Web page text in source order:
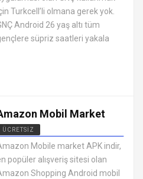
Turkcell’li olmana gerek yok.
Android 26 yaş altı tüm
süpriz saatleri yakala
Mobil Market
ÜCRETSIZ
ANDROID ALIŞVERIŞ
UYGULAMALARI APK
Mobile market APK indir,
popüler alışveriş sitesi olan
Shopping Android mobil